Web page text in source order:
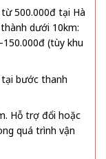
500.000đ tại Hà
dưới 10km:
(tùy khu
bước thanh
Hỗ trợ đổi hoặc
quá trình vận